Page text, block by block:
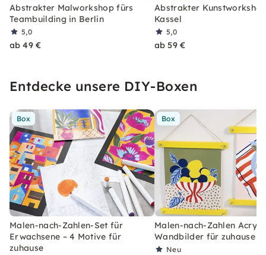
Abstrakter Malworkshop fürs
Teambuilding in Berlin
5,0
ab 49 €
Abstrakter
Kassel
5,0
ab 59 €
Entdecke unsere DIY-Boxen
Box
Malen-nach-Zahlen-Set für
Erwachsene – 4 Motive für
zuhause
Box
Malen-nach-Zahlen Acryl-
Wandbilder für zuhause
Neu